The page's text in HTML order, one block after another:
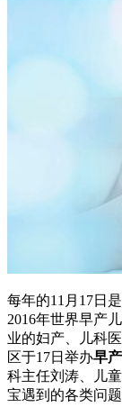
每年的11月17日
2016年世界早产
业的妇产、儿科
区于17日举办早
科主任刘涛、儿
宝遇到的各类问题